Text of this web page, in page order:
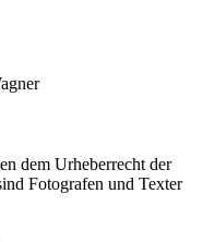
dem Urheberrecht der
Fotografen und Texter